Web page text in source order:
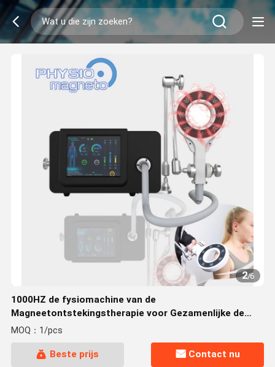
2/6
1000HZ de fysiomachine van de
Magneetontstekingstherapie voor Gezamenlijke de
Ontstekingsrehabilitatie van Fascial
MOQ：1/pcs
Beste prijs Contact nu